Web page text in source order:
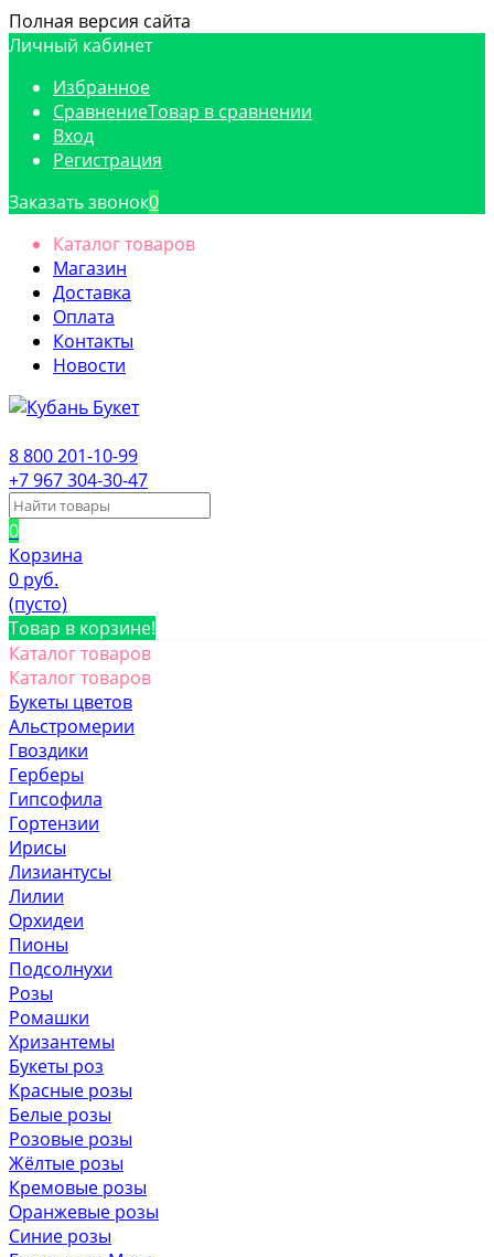
Полная версия сайта
Личный кабинет
Избранное
СравнениеТовар в сравнении
Вход
Регистрация
Заказать звонок0
Каталог товаров
Магазин
Доставка
Оплата
Контакты
Новости
8 800 201-10-99
+7 967 304-30-47
0
Корзина
0 руб.
(пусто)
Товар в корзине!
Каталог товаров
Каталог товаров
Букеты цветов
Альстромерии
Гвоздики
Герберы
Гипсофила
Гортензии
Ирисы
Лизиантусы
Лилии
Орхидеи
Пионы
Подсолнухи
Розы
Ромашки
Хризантемы
Букеты роз
Красные розы
Белые розы
Розовые розы
Жёлтые розы
Кремовые розы
Оранжевые розы
Синие розы